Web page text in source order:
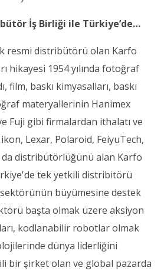
İş Birliği ile Türkiye’de…
resmi distribütörü olan Karfo
hikayesi 1954 yılında fotoğraf
film, baskı kimyasalları, baskı
materyallerinin Hanimex
Fuji gibi firmalardan ithalatı ve
Lexar, Polaroid, FeiyuTech,
da distribütörlüğünü alan Karfo
tek yetkili distribitörü
büyümesine destek
başta olmak üzere aksiyon
kodlanabilir robotlar olmak
dünya liderliğini
bir şirket olan ve global pazarda